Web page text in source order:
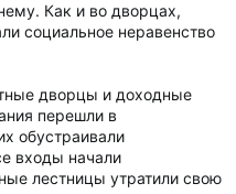
Как и во дворцах,
социальное неравенство
дворцы и доходные
перешли в
обустраивали
входы начали
лестницы утратили свою